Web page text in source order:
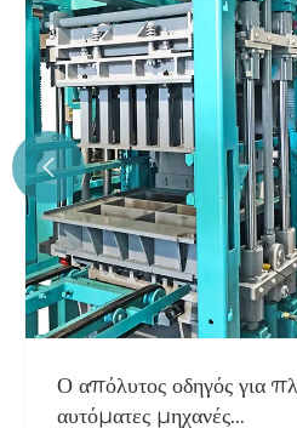
Interlocking Block
Machine: Η επαναστατική
